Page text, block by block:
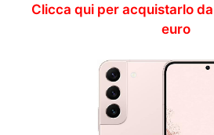
Clicca qui per acquistarlo
euro